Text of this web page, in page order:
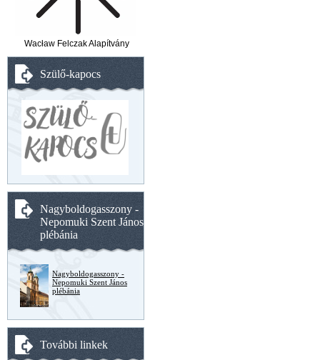
Wacław Felczak Alapítvány
Szülő-kapocs
Nagyboldogasszony -
Nepomuki Szent János
plébánia
Nagyboldogasszony -
Nepomuki Szent János
plébánia
További linkek